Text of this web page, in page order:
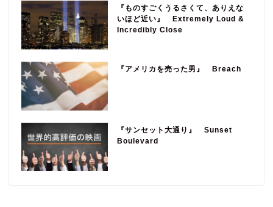
『ものすごくうるさくて、ありえな
いほど近い』 Extremely Loud &
Incredibly Close
『アメリカを売った男』 Breach
『サンセット大通り』 Sunset
Boulevard